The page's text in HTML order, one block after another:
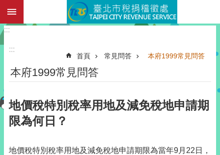
跳到主要內容區塊
:::
:::
首頁 常見問答 本府1999常見問答
本府1999常見問答
地價稅特別稅率用地及減免稅地申請期
限為何日？
地價稅特別稅率用地及減免稅地申請期限為當年9月22日，